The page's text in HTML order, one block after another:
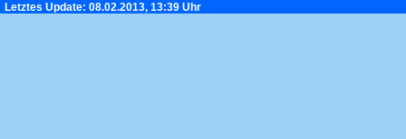
Letztes Update: 08.02.2013, 13:39 Uhr